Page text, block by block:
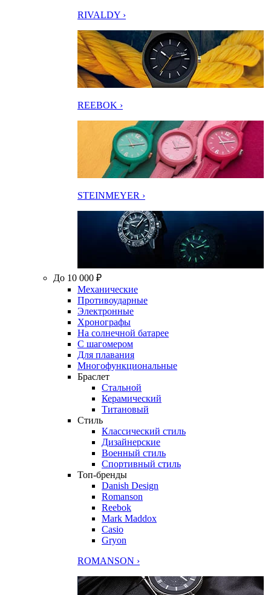
RIVALDY ›
REEBOK ›
STEINMEYER ›
До 10 000 ₽
Механические
Противоударные
Электронные
Хронографы
На солнечной батарее
С шагомером
Для плавания
Многофункциональные
Браслет
Стальной
Керамический
Титановый
Стиль
Классический стиль
Дизайнерские
Военный стиль
Спортивный стиль
Топ-бренды
Danish Design
Romanson
Reebok
Mark Maddox
Casio
Gryon
ROMANSON ›